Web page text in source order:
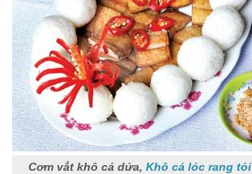
Cơm vắt khô cá dứa, Khô cá lóc rang tỏi